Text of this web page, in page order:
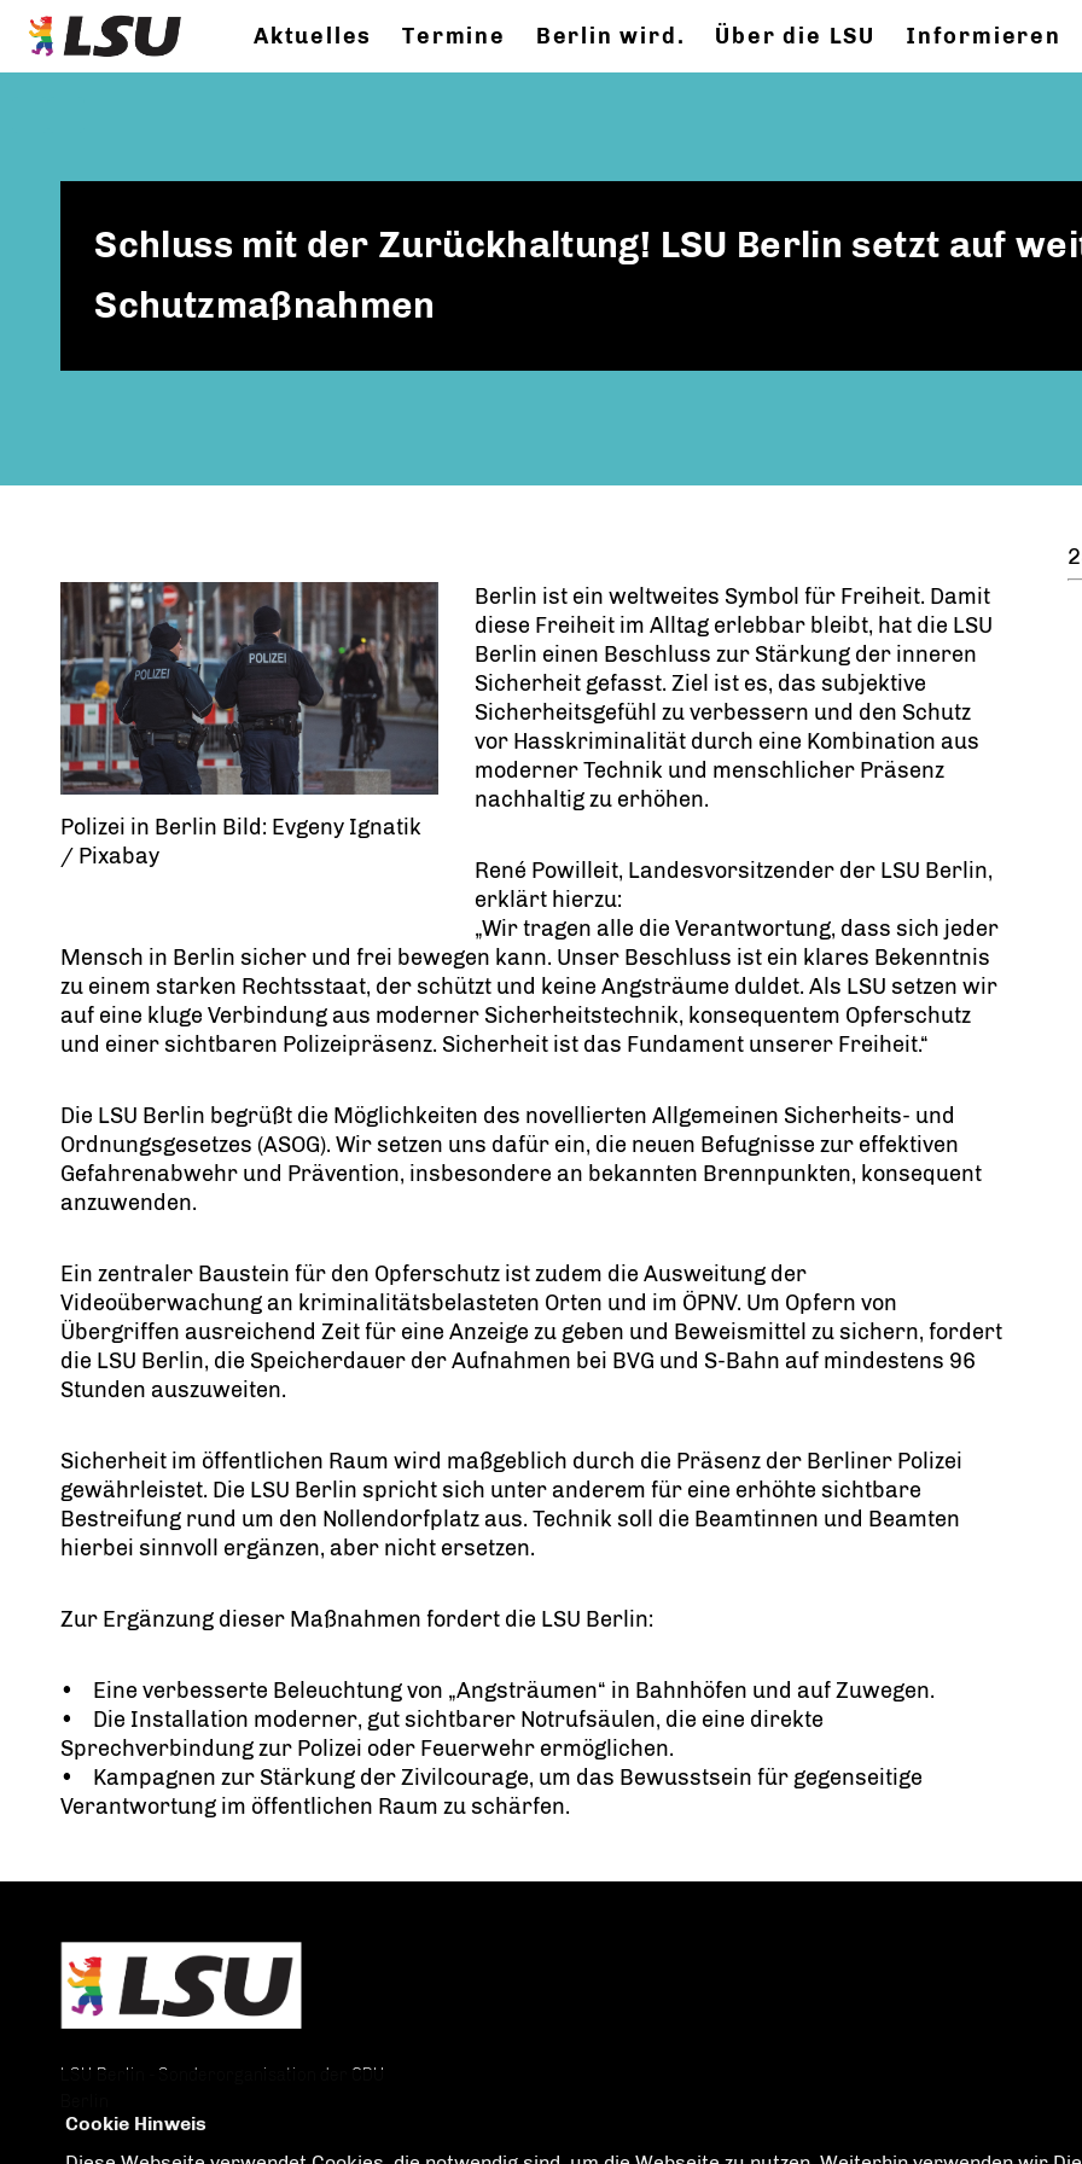
Aktuelles Termine Berlin wird. Über die LSU Informieren
Schluss mit der Zurückhaltung! LSU Berlin setzt auf
Schutzmaßnahmen
Polizei in Berlin Bild: Evgeny Ignatik
/ Pixabay
Berlin ist ein weltweites Symbol für Freiheit. Damit
diese Freiheit im Alltag erlebbar bleibt, hat die LSU
Berlin einen Beschluss zur Stärkung der inneren
Sicherheit gefasst. Ziel ist es, das subjektive
Sicherheitsgefühl zu verbessern und den Schutz
vor Hasskriminalität durch eine Kombination aus
moderner Technik und menschlicher Präsenz
nachhaltig zu erhöhen.
René Powilleit, Landesvorsitzender der LSU Berlin,
erklärt hierzu:
Wir tragen alle die Verantwortung, dass sich jeder
Mensch in Berlin sicher und frei bewegen kann. Unser Beschluss ist ein klares Bekenntnis
zu einem starken Rechtsstaat, der schützt und keine Angsträume duldet. Als LSU setzen wir
auf eine kluge Verbindung aus moderner Sicherheitstechnik, konsequentem Opferschutz
und einer sichtbaren Polizeipräsenz. Sicherheit ist das Fundament unserer Freiheit.“
Die LSU Berlin begrüßt die Möglichkeiten des novellierten Allgemeinen Sicherheits- und
Ordnungsgesetzes (ASOG). Wir setzen uns dafür ein, die neuen Befugnisse zur effektiven
Gefahrenabwehr und Prävention, insbesondere an bekannten Brennpunkten, konsequent
anzuwenden.
Ein zentraler Baustein für den Opferschutz ist zudem die Ausweitung der
Videoüberwachung an kriminalitätsbelasteten Orten und im ÖPNV. Um Opfern von
Übergriffen ausreichend Zeit für eine Anzeige zu geben und Beweismittel zu sichern, fordert
die LSU Berlin, die Speicherdauer der Aufnahmen bei BVG und S-Bahn auf mindestens 96
Stunden auszuweiten.
Sicherheit im öffentlichen Raum wird maßgeblich durch die Präsenz der Berliner Polizei
gewährleistet. Die LSU Berlin spricht sich unter anderem für eine erhöhte sichtbare
Bestreifung rund um den Nollendorfplatz aus. Technik soll die Beamtinnen und Beamten
hierbei sinnvoll ergänzen, aber nicht ersetzen.
Zur Ergänzung dieser Maßnahmen fordert die LSU Berlin:
• Eine verbesserte Beleuchtung von „Angsträumen“ in Bahnhöfen und auf Zuwegen.
• Die Installation moderner, gut sichtbarer Notrufsäulen, die eine direkte
Sprechverbindung zur Polizei oder Feuerwehr ermöglichen.
• Kampagnen zur Stärkung der Zivilcourage, um das Bewusstsein für gegenseitige
Verantwortung im öffentlichen Raum zu schärfen.
LSU Berlin - Sonderorganisation der CDU
Cookie Hinweis